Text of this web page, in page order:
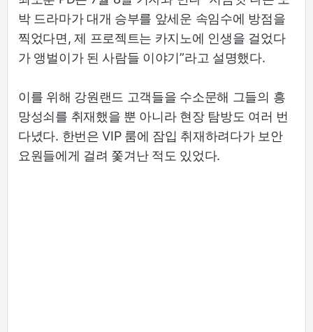
박 드라마가 대개 승부를 앞세운 속임수에 방점을
찍었다면, 제 프로젝트는 카지노에 인생을 걸었다
가 앵벌이가 된 사람들 이야기”라고 설명했다.
이를 위해 강원랜드 고객들을 수소문해 그들의 흥
망성쇠를 취재했을 뿐 아니라 현장 탐방도 여러 번
다녔다. 한번은 VIP 룸에 잠입 취재하려다가 보안
요원들에게 걸려 쫓겨난 적도 있었다.